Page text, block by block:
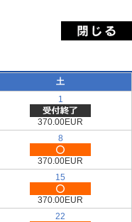
土
1
370.00EUR
8
370.00EUR
15
370.00EUR
22